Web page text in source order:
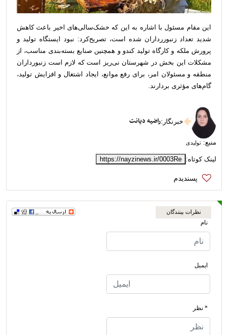
این مقام مسئول با اشاره به این که خشک‌سالی‌های اخیر باعث کاهش
شدید تعداد زنبوررداران شده است، تصریح‌کرد: نبود ایستگاه تولید و
پرورش ملکه و کارگاه تولید کندو و همچنین صنایع بسته‌بندی مناسب، از
مشکلات این بخش در شهرستان نی‌ریز است که لازم است زنبورداران
منطقه و مسئولان امر، برای رفع موانع، ایجاد اشتغال و افزایش تولید،
گام‌های مؤثری بردارند.
خبرنگار :راضیه دیانت
منبع: تولیدی
لینک کوتاه: https://nayzinews.ir/0003Re
نظرات بینندگان
نام
ایمیل
* نظر